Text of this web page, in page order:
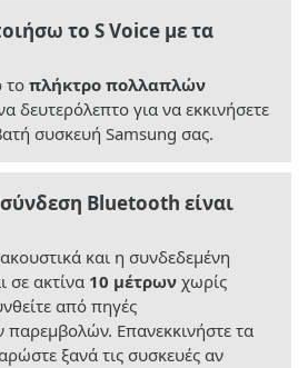
το S Voice με τα
το πλήκτρο πολλαπλών
δευτερόλεπτο για να εκκινήσετε
συσκευή Samsung σας.
Bluetooth είναι
και η συνδεδεμένη
σε ακτίνα 10 μέτρων χωρίς
από πηγές
παρεμβολών. Επανεκκινήστε τα
ξανά τις συσκευές αν